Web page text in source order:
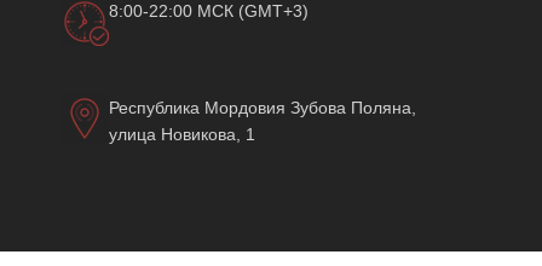
8:00-22:00 МСК (GMT+3)
Республика Мордовия Зубова Поляна,
улица Новикова, 1